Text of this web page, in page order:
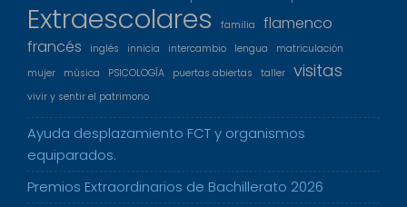
Extraescolares familia
flamenco
francés
inglés innicia intercambio lengua
matriculación
mujer
música PSICOLOGÍA puertas abiertas taller visitas
vivir y sentir el patrimono
Ayuda desplazamiento FCT y organismos
equiparados.
Premios Extraordinarios de Bachillerato 2026